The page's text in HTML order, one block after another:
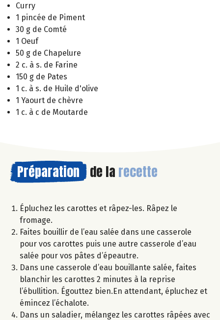
Curry
1 pincée de Piment
30 g de Comté
1 Oeuf
50 g de Chapelure
2 c. à s. de Farine
150 g de Pates
1 c. à s. de Huile d'olive
1 Yaourt de chèvre
1 c. à c de Moutarde
Préparation de la recette
Épluchez les carottes et râpez-les. Râpez le
fromage.
Faites bouillir de l’eau salée dans une casserole
pour vos carottes puis une autre casserole d’eau
salée pour vos pâtes d’épeautre.
Dans une casserole d’eau bouillante salée, faites
blanchir les carottes 2 minutes à la reprise
l’ébullition. Égouttez bien.En attendant, épluchez et
émincez l’échalote.
Dans un saladier, mélangez les carottes râpées avec